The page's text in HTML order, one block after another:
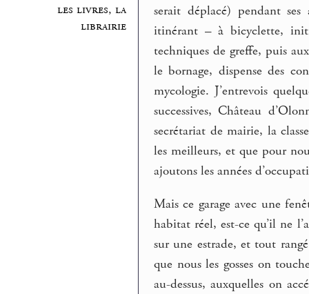
les livres, la
librairie
serait déplacé) pendant
itinérant – à bicyclette,
techniques de greffe, puis
le bornage, dispense des
mycologie. J’entrevois
successives, Château
secrétariat de mairie, la
les meilleurs, et que pour
ajoutons les années
Mais ce garage avec une
habitat réel, est-ce qu’il ne
sur une estrade, et tout
que nous les gosses on
au-dessus, auxquelles on